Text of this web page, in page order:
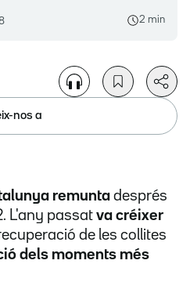
2 min
nos a
remunta després
L'any passat va créixer
de les collites
dels moments més